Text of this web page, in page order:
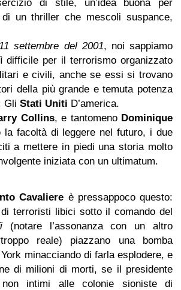
di stile, un’idea buona per
un thriller che mescoli suspance,
settembre del 2001, noi sappiamo
difficile per il terrorismo organizzato
e civili, anche se essi si trovano
della più grande e temuta potenza
Gli Stati Uniti D’america.
Collins, e tantomeno Dominique
la facoltà di leggere nel futuro, i due
a mettere in piedi una storia molto
iniziata con un ultimatum.
Cavaliere è pressappoco questo:
terroristi libici sotto il comando del
(notare l’assonanza con un altro
reale) piazzano una bomba
minacciando di farla esplodere, e
di milioni di morti, se il presidente
intimi alle colonie sioniste di